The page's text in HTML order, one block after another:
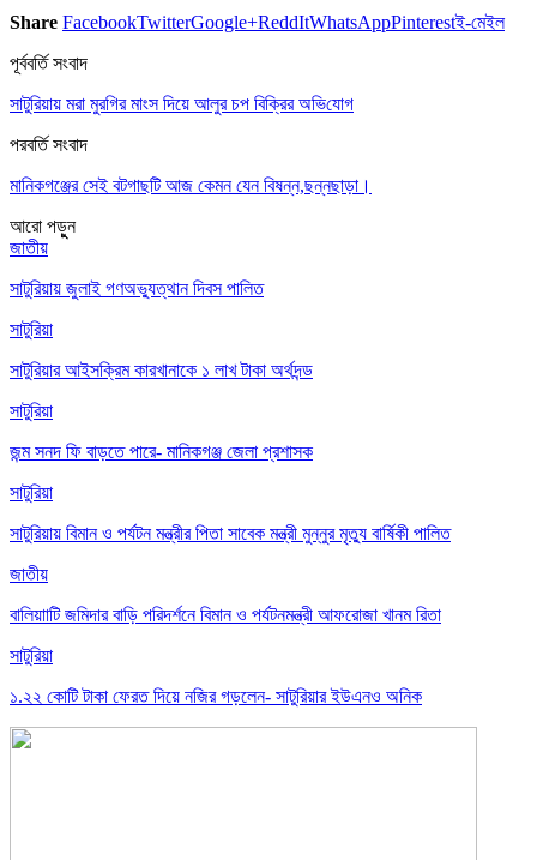
Share FacebookTwitterGoogle+ReddItWhatsAppPinterestই-মেইল
পূর্ববর্তি সংবাদ
সাটু‌রিয়ায় মরা মুর‌গির মাংস দিয়ে আলুর চপ বিক্রির অ‌ভি‌যো‌গ
পরবর্তি সংবাদ
মানিকগঞ্জের সেই বটগাছটি আজ কেমন যেন বিষন্ন,ছন্নছাড়া।
আরো পড়ুুন
জাতীয়
সাটুরিয়ায় জুলাই গণঅভ্যুত্থান দিবস পালিত
সাটুরিয়া
সাটুরিয়ার আইসক্রিম কারখানাকে ১ লাখ টাকা অর্থদন্ড
সাটুরিয়া
জন্ম সনদ ফি বাড়তে পারে- মানিকগঞ্জ জেলা প্রশাসক
সাটুরিয়া
সাটুরিয়ায় বিমান ও পর্যটন মন্ত্রীর পিতা সাবেক মন্ত্রী মুন্নুর মৃত্যু বার্ষিকী পালিত
জাতীয়
বালিয়াাটি জমিদার বাড়ি পরিদর্শনে বিমান ও পর্যটনমন্ত্রী আফরোজা খানম রিতা
সাটুরিয়া
১.২২ কোটি টাকা ফেরত দিয়ে নজির গড়লেন- সাটুরিয়ার ইউএনও অনিক